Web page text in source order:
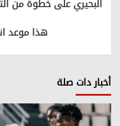
البحيري على خطوة من
هذا موعد
أخبار دات صلة